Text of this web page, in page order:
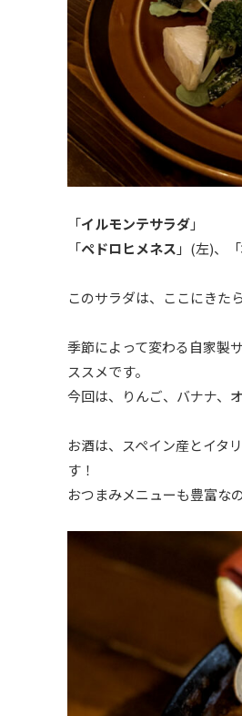
「イルモンテサラダ」
「ペドロヒメネス 」(左)、「
このサラダは、ここにきた
季節によって変わる自家製
ススメです。
今回は、りんご、バナナ、
お酒は、スペイン産とイタ
す！
おつまみメニューも豊富な